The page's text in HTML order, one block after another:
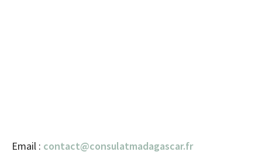
Email : contact@consulatmadagascar.fr